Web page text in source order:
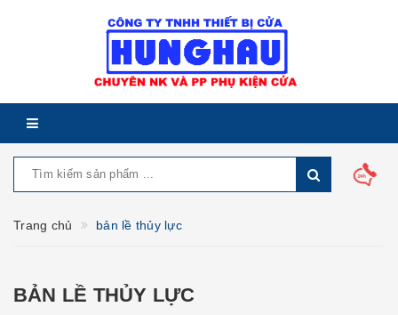
Trang chủ bản lề thủy lực
BẢN LỀ THỦY LỰC